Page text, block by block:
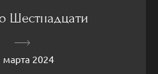
Шестнадцати
марта 2024